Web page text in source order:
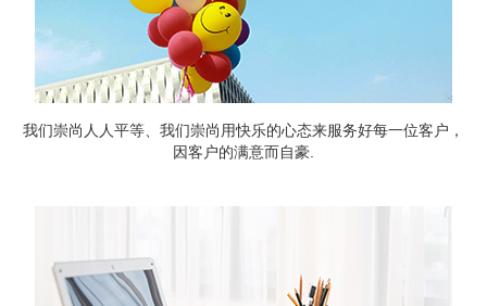
我们崇尚人人平等、我们崇尚用快乐的心态来服务好每一位客户，
因客户的满意而自豪.